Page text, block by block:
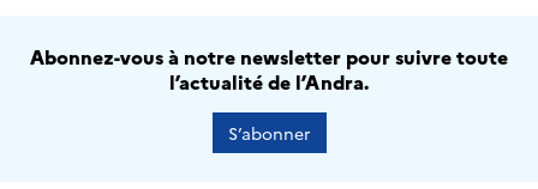
Abonnez-vous à notre newsletter pour suivre toute
l’actualité de l’Andra.
S’abonner